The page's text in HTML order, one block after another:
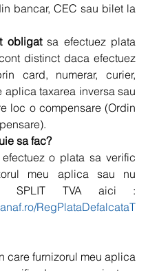
bancar, CEC sau bilet la
obligat sa efectuez plata
distinct daca efectuez
card, numerar, curier,
aplica taxarea inversa sau
loc o compensare (Ordin
sa fac?
o plata sa verific
meu aplica sau nu
RegPlataDefalcataT
care furnizorul meu aplica